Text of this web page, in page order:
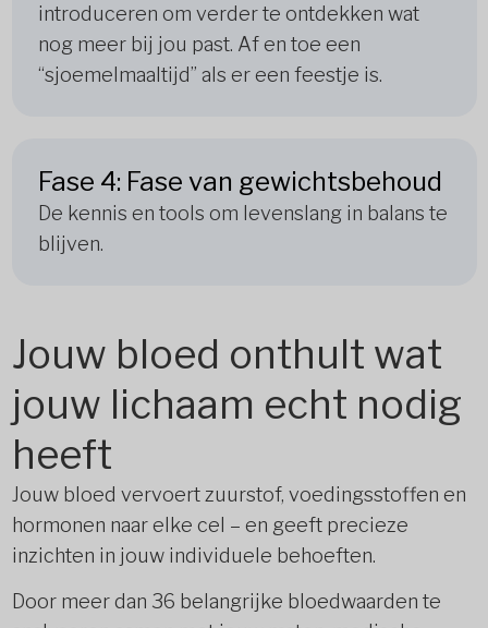
introduceren om verder te ontdekken wat
nog meer bij jou past. Af en toe een
“sjoemelmaaltijd” als er een feestje is.
Fase 4: Fase van gewichtsbehoud
De kennis en tools om levenslang in balans te
blijven.
Jouw bloed onthult wat
jouw lichaam echt nodig
heeft
Jouw bloed vervoert zuurstof, voedingsstoffen en
hormonen naar elke cel – en geeft precieze
inzichten in jouw individuele behoeften.
Door meer dan 36 belangrijke bloedwaarden te